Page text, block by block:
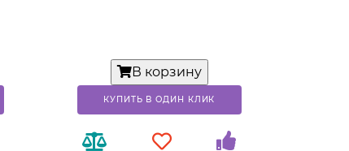
В корзину
КУПИТЬ В ОДИН КЛИК